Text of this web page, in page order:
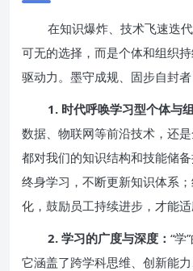
在知识爆炸、技术飞速迭
可无的选择，而是个体和组织
驱动力。墨守成规、固步自封者
1. 时代呼唤学习型个体与
数据、物联网等前沿技术，还
都对我们的知识结构和技能储
终身学习，不断更新知识体系
化，鼓励员工持续进步，才能适
2. 学习的广度与深度： “学
它涵盖了跨学科思维、创新能